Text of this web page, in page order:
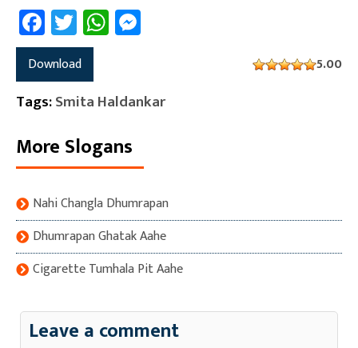
Facebook
TwitterWhatsApp
Download 5.00
Tags:Smita Haldankar
More Slogans
Nahi Changla Dhumrapan
Dhumrapan Ghatak Aahe
Cigarette Tumhala Pit Aahe
Leave a comment